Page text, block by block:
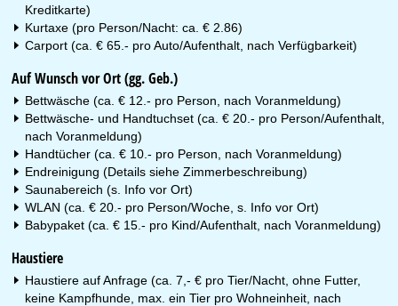
Kreditkarte)
Kurtaxe (pro Person/Nacht: ca. € 2.86)
Carport (ca. € 65.- pro Auto/Aufenthalt, nach Verfügbarkeit)
Auf Wunsch vor Ort (gg. Geb.)
Bettwäsche (ca. € 12.- pro Person, nach Voranmeldung)
Bettwäsche- und Handtuchset (ca. € 20.- pro Person/Aufenthalt,
nach Voranmeldung)
Handtücher (ca. € 10.- pro Person, nach Voranmeldung)
Endreinigung (Details siehe Zimmerbeschreibung)
Saunabereich (s. Info vor Ort)
WLAN (ca. € 20.- pro Person/Woche, s. Info vor Ort)
Babypaket (ca. € 15.- pro Kind/Aufenthalt, nach Voranmeldung)
Haustiere
Haustiere auf Anfrage (ca. 7,- € pro Tier/Nacht, ohne Futter,
keine Kampfhunde, max. ein Tier pro Wohneinheit, nach